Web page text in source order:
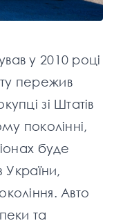
у 2010 році
пережив
зі Штатів
поколінні,
буде
України,
Авто
та